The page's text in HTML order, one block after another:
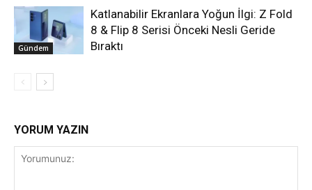
Gündem
Katlanabilir Ekranlara Yoğun İlgi: Z Fold
8 & Flip 8 Serisi Önceki Nesli Geride
Bıraktı
YORUM YAZIN